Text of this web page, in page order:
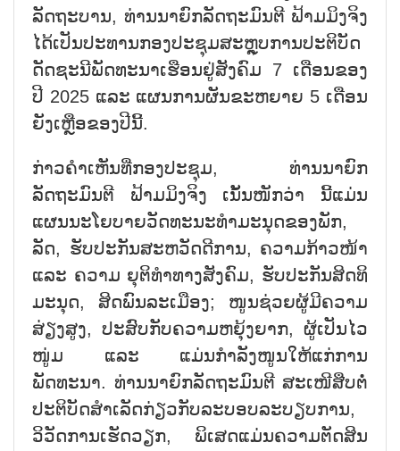
ລັດຖະບານ, ທ່ານນາຍົກລັດຖະມົນຕີ ຟ້າມມິງຈິງ
ໄດ້ເປັນປະທານກອງປະຊຸມສະຫຼຸບການປະຕິບັດ
ດັດຊະນີພັດທະນາເຮືອນຢູ່ສັງຄົມ 7 ເດືອນຂອງ
ປີ 2025 ແລະ ແຜນການຜັນຂະຫຍາຍ 5 ເດືອນ
ຍັງເຫຼືອຂອງປີນີ້.
ກ່າວຄຳເຫັນທີ່ກອງປະຊຸມ, ທ່ານນາຍົກ
ລັດຖະມົນຕີ ຟ້າມມິງຈິງ ເນັ້ນໜັກວ່າ ນີ້ແມ່ນ
ແຜນນະໂຍບາຍວັດທະນະທຳມະນຸດຂອງພັກ,
ລັດ, ຮັບປະກັນສະຫວັດດີການ, ຄວາມກ້າວໜ້າ
ແລະ ຄວາມ ຍຸຕິທຳທາງສັງຄົມ, ຮັບປະກັນສິດທິ
ມະນຸດ, ສິດພົນລະເມືອງ; ໜູນຊ່ວຍຜູ້ມີຄວາມ
ສ່ຽງສູງ, ປະສົບກັບຄວາມຫຍຸ້ງຍາກ, ຜູ້ເປັນໄວ
ໜູ່ມ ແລະ ແມ່ນກຳລັງໜູນໃຫ້ແກ່ການ
ພັດທະນາ. ທ່ານນາຍົກລັດຖະມົນຕີ ສະເໜີສືບຕໍ່
ປະຕິບັດສຳເລັດກ່ຽວກັບລະບອບລະບຽບການ,
ວິວັດການເຮັດວຽກ, ພິເສດແມ່ນຄວາມຕັດສິນ